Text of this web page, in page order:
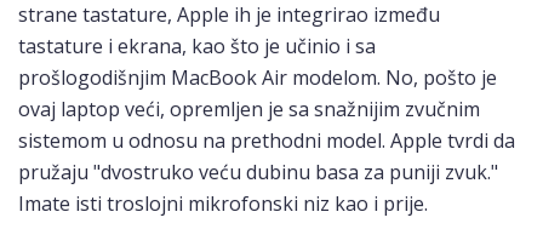
strane tastature, Apple ih je integrirao između
tastature i ekrana, kao što je učinio i sa
prošlogodišnjim MacBook Air modelom. No, pošto je
ovaj laptop veći, opremljen je sa snažnijim zvučnim
sistemom u odnosu na prethodni model. Apple tvrdi da
pružaju "dvostruko veću dubinu basa za puniji zvuk."
Imate isti troslojni mikrofonski niz kao i prije.